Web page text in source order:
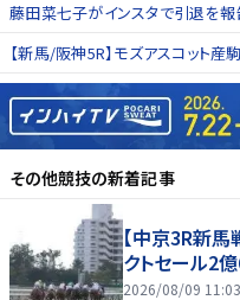
藤田菜七子がインスタで引退を報
【新馬/阪神5R】モズアスコット産
その他競技の新着記事
【中京3R新馬
クトセール2
2026/08/09 11:03